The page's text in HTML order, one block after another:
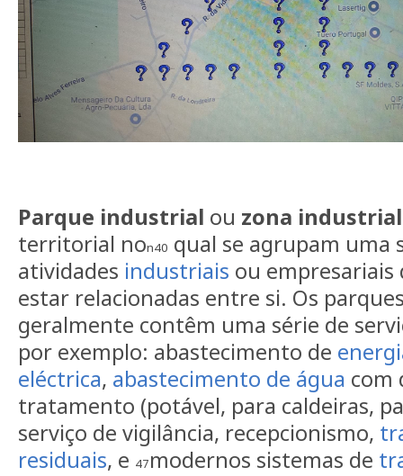
Parque industrial ou zona industrial
territorial non40 qual se agrupam uma
atividades industriais ou
estar relacionadas entre si. Os
geralmente contêm uma série de
por exemplo: abastecimento de
eléctrica, abastecimento de água com
tratamento (potável, para caldeiras,
serviço de vigilância, recepcionismo,
residuais, e 47modernos sistemas de